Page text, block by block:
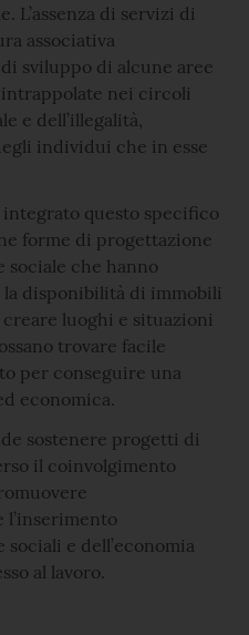
L’assenza di servizi di
associativa
sviluppo di alcune aree
nei circoli
e dell’illegalità,
individui che in esse
questo specifico
forme di progettazione
che hanno
disponibilità di immobili
luoghi e situazioni
trovare facile
per conseguire una
economica.
sostenere progetti di
il coinvolgimento
l’inserimento
e dell’economia
al lavoro.